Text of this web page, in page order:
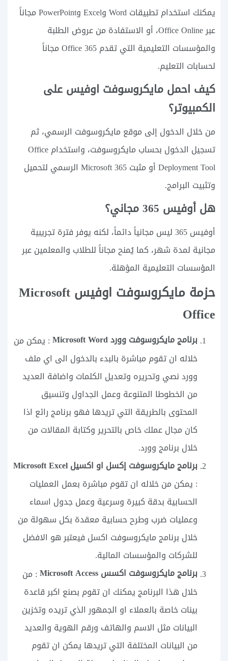
يمكنك استخدام تطبيقات Word وExcel وPowerPoint مجاناً
عبر Office Online، أو الاستفادة من عروض الطلبة
والمؤسسات التعليمية التي تقدم Office 365 مجاناً
لحسابات التعليم.
كيف احمل مايكروسوفت اوفيس على
الكمبيوتر؟
من خلال الدخول إلى موقع مايكروسوفت الرسمي، ثم
تسجيل الدخول بحساب مايكروسوفت، واستخدام Office
Deployment Tool أو مثبت Microsoft 365 الرسمي لتحميل
وتثبيت البرامج.
هل أوفيس 365 مجاني؟
أوفيس 365 ليس مجانياً دائماً، لكنه يوفر فترة تجريبية
مجانية لمدة شهر، كما يُمنح مجاناً للطلاب والمعلمين عبر
المؤسسات التعليمية المؤهلة.
حزمة مايكروسوفت اوفيس Microsoft
Office
برنامج مايكروسوفت وورد Microsoft Word
: يمكن من
خلاله ان تقوم مباشرة بالبدء بالدخول الى اي ملف
وورد نصي وتحريره وتعديل الكلمات واضافة العديد
من الخطوطا المتنوعة وعمل الجداول وتنسيق
المحتوى بالطريقة التي تريدها فهو برنامج رائع اذا
كان مجال عملك خاص بالتحرير وكتابة المقالات من
خلال برنامج وورد.
برنامج مايكروسوفت إكسل او اكسيل Microsoft Excel
: يمكن من خلاله ان تقوم مباشرة بعمل العمليات
الحسابية بدقة كبيرة وسرعية وعمل جدول اسماء
وعمليات ضرب وطرح حسابية معقدة بكل سهولة من
خلال برنامج مايكروسوفت اكسل فيعتبر هو الافضل
للشركات والمؤسسات المالية.
برنامج مايكروسوفت اكسس Microsoft Access
: من
خلال هذا البرنامج يمكنك ان تقوم بصنع اكبر قاعدة
بينات خاصة بالعملاء او الجمهور الذي تريده وتخزين
البيانات مثل الاسم والهاتف ورقم الهوية والعديد
من البيانات المختلفة التي تريدها يمكن ان تقوم